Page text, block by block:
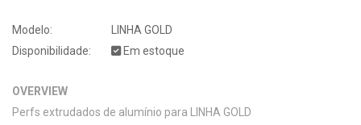
Modelo:
LINHA GOLD
Disponibilidade:
Em estoque
OVERVIEW
Perfs extrudados de alumínio para LINHA GOLD